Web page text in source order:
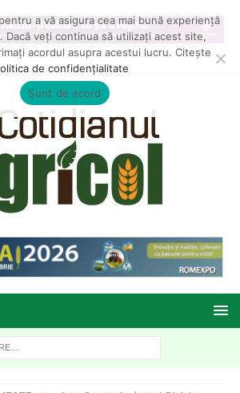
a vă asigura cea mai bună experiență
Dacă veți continua să utilizați acest site,
acordul asupra acestui lucru. Citește
de confidențialitate
Sunt de acord